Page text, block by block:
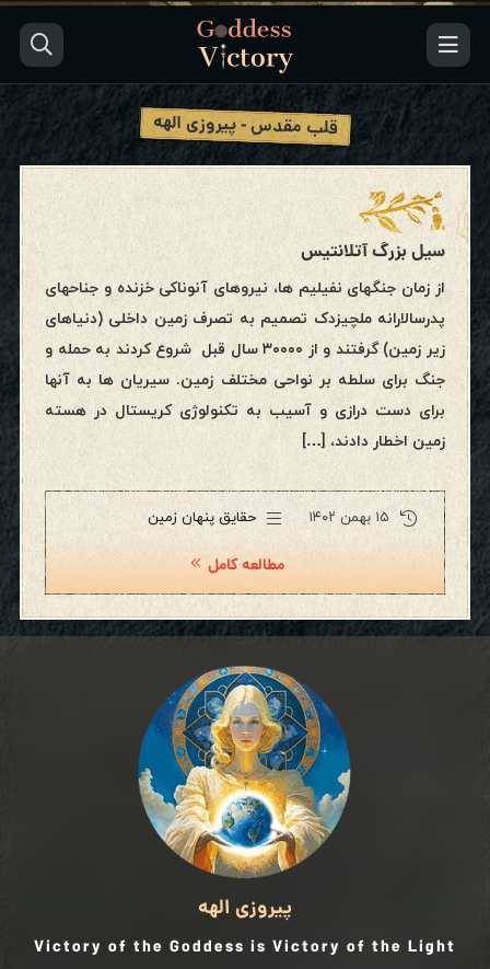
قلب مقدس - پیروزی الهه
سیل بزرگ آتلانتیس
از زمان جنگهای نفیلیم ها، نیروهای آنوناکی خزنده و جناحهای
پدرسالارانه ملچیزدک تصمیم به تصرف زمین داخلی (دنیاهای
زیر زمین) گرفتند و از ۳۰۰۰۰ سال قبل شروع کردند به حمله و
جنگ برای سلطه بر نواحی مختلف زمین. سیریان ها به آنها
برای دست درازی و آسیب به تکنولوژی کریستال در هسته
زمین اخطار دادند، […]
۱۵ بهمن ۱۴۰۲ حقایق پنهان زمین
مطالعه کامل
پیروزی الهه
Victory of the Goddess is Victory of the Light